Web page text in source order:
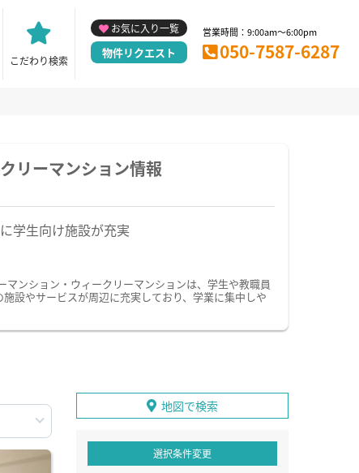
こだわり検索
お気に入り一覧
物件リクエスト
営業時間：9:00am～6:00pm
050-7587-6287
リーマンション情報
学生向け施設が充実
ンション・ウィークリーマンションは、学生や教職員
設やサービスが周辺に充実しており、学業に集中しや
地図で検索
選択条件変更